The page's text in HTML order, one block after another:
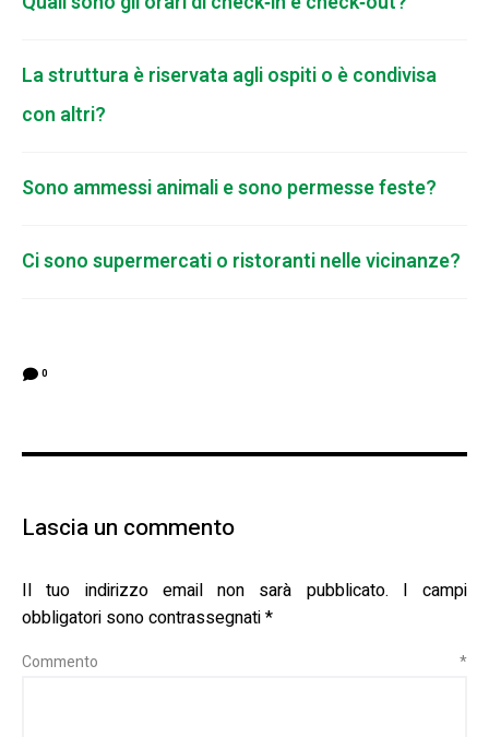
La struttura è riservata agli ospiti o è condivisa
con altri?
Sono ammessi animali e sono permesse feste?
Ci sono supermercati o ristoranti nelle vicinanze?
0
Lascia un commento
Il tuo indirizzo email non sarà pubblicato.
I campi
obbligatori sono contrassegnati*
Commento *